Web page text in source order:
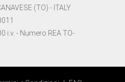
(TO) - ITALY
i.v. - Numero REA TO-